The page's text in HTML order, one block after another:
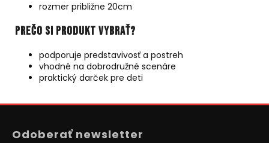
rozmer približne 20cm
Prečo si produkt vybrať?
podporuje predstavivosť a postreh
vhodné na dobrodružné scenáre
praktický darček pre deti
Odoberať newsletter